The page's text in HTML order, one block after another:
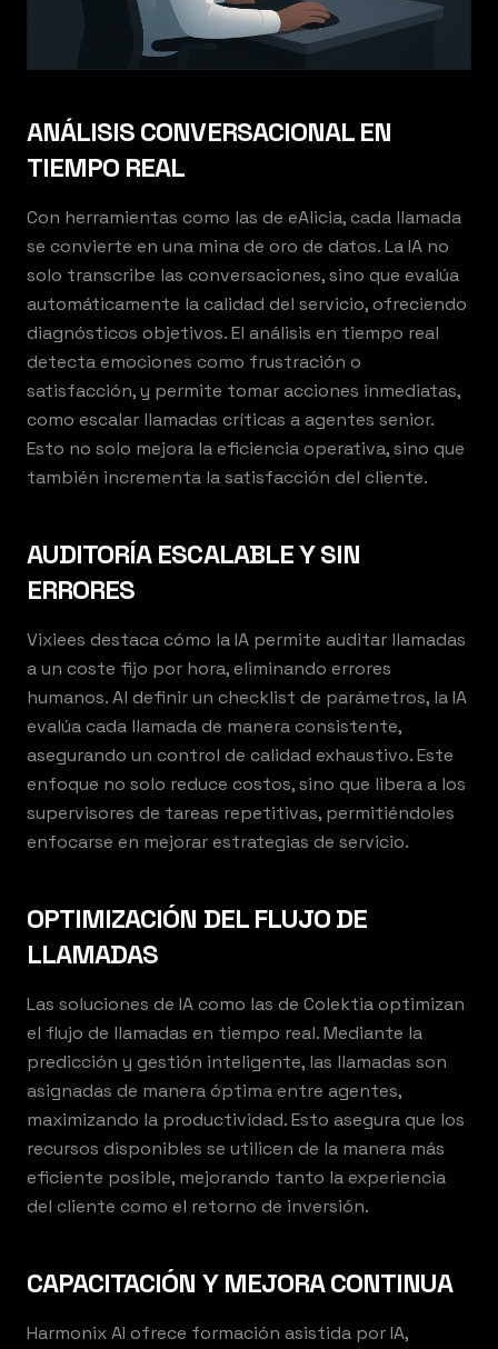
ANÁLISIS CONVERSACIONAL EN
TIEMPO REAL
Con herramientas como las de eAlicia, cada llamada
se convierte en una mina de oro de datos. La IA no
solo transcribe las conversaciones, sino que evalúa
automáticamente la calidad del servicio, ofreciendo
diagnósticos objetivos. El análisis en tiempo real
detecta emociones como frustración o
satisfacción, y permite tomar acciones inmediatas,
como escalar llamadas críticas a agentes senior.
Esto no solo mejora la eficiencia operativa, sino que
también incrementa la satisfacción del cliente.
AUDITORÍA ESCALABLE Y SIN
ERRORES
Vixiees destaca cómo la IA permite auditar llamadas
a un coste fijo por hora, eliminando errores
humanos. Al definir un checklist de parámetros, la IA
evalúa cada llamada de manera consistente,
asegurando un control de calidad exhaustivo. Este
enfoque no solo reduce costos, sino que libera a los
supervisores de tareas repetitivas, permitiéndoles
enfocarse en mejorar estrategias de servicio.
OPTIMIZACIÓN DEL FLUJO DE
LLAMADAS
Las soluciones de IA como las de Colektia optimizan
el flujo de llamadas en tiempo real. Mediante la
predicción y gestión inteligente, las llamadas son
asignadas de manera óptima entre agentes,
maximizando la productividad. Esto asegura que los
recursos disponibles se utilicen de la manera más
eficiente posible, mejorando tanto la experiencia
del cliente como el retorno de inversión.
CAPACITACIÓN Y MEJORA CONTINUA
Harmonix AI ofrece formación asistida por IA,